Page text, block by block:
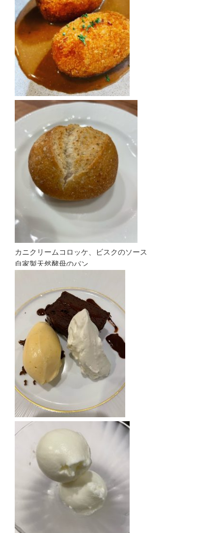
カニクリームコロッケ、ビスクのソース
自家製天然酵母のパン